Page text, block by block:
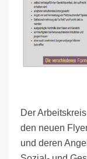
Der
den neuen
und deren